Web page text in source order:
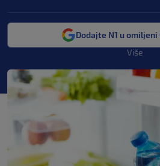
Dodajte N1 u
Više